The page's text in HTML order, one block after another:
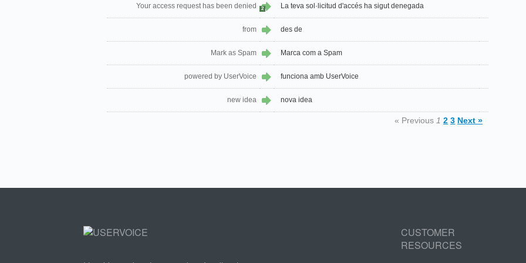
Your access request has been denied 2 La teva sol·licitud d'accés ha sigut denegada
from des de
Mark as Spam Marca com a Spam
powered by UserVoice funciona amb UserVoice
new idea nova idea
« Previous 1 2 3 Next »
CUSTOMER
RESOURCES